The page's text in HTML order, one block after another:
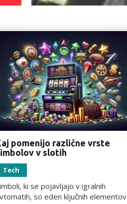
pomenijo različne vrste
v slotih
Tech
ki se pojavljajo v igralnih
so eden ključnih elementov